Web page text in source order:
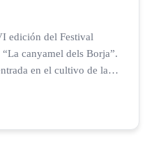
edición del Festival
canyamel dels Borja”.
en el cultivo de la
guiada al Palau centrada